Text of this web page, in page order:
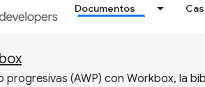
Documentos
progresivas (AWP) con Workbox, la